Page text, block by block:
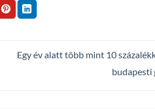
Egy év alatt több mint 10
budapesti